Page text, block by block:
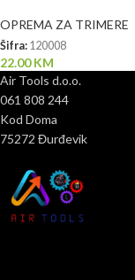
OPREMA ZA TRIMERE
Šifra: 120008
22.00KM
Air Tools d.o.o.
061 808 244
Kod Doma
75272 Đurđevik